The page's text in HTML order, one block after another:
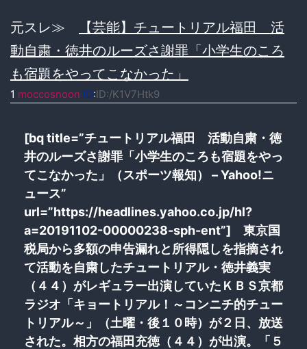
元スレ≫
【芸能】チュートリアル福田 活
動自粛・徳井のルーズさ謝罪「小学生のころ
も宿題をやってこなかった」
1 moccosnoon ID:ID:/K1V7Htk9
[bq title=”チュートリアル福田 活動自粛・徳
井のルーズさ謝罪「小学生のころも宿題をやっ
てこなかった」（スポーツ報知） – Yahoo!ニ
ュース”
url=”https://headlines.yahoo.co.jp/hl?
a=20191102-00000238-sph-ent”] 東京国
税局から多額の申告漏れと所得隠しを指摘され
て活動を自粛したチュートリアル・徳井義実
（４４）がレギュラー出演していたＫＢＳ京都
ラジオ「キョートリアル！～コンニチ的チュー
トリアル～」（土曜・後１０時）が２日、放送
された。相方の福田充徳（４４）が出演。「５